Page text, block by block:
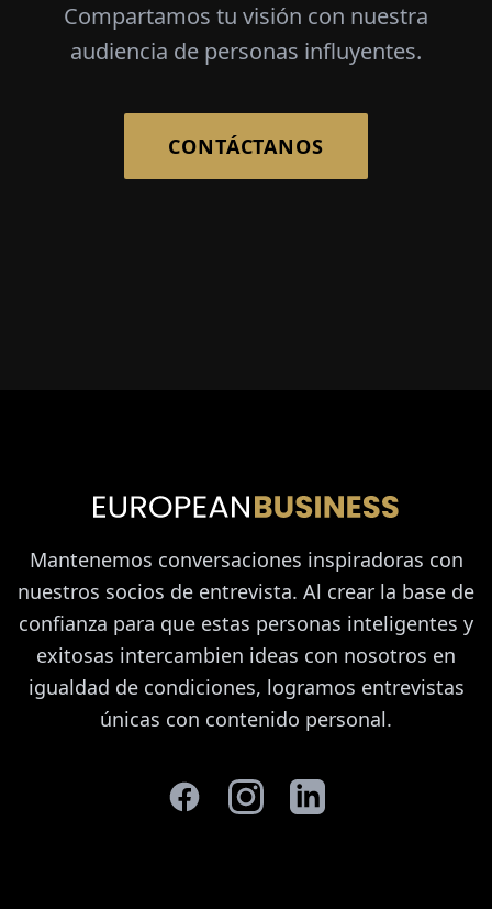
Compartamos tu visión con nuestra
audiencia de personas influyentes.
CONTÁCTANOS
Mantenemos conversaciones inspiradoras con
nuestros socios de entrevista. Al crear la base de
confianza para que estas personas inteligentes y
exitosas intercambien ideas con nosotros en
igualdad de condiciones, logramos entrevistas
únicas con contenido personal.